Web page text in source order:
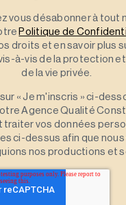
vous désabonner à tout
Politique de
droits et en savoir plus
à-vis de la protection
de la vie privée.
« Je m'inscris » ci-
Agence Qualité
traiter vos données
ci-dessus afin que nous
nos productions et